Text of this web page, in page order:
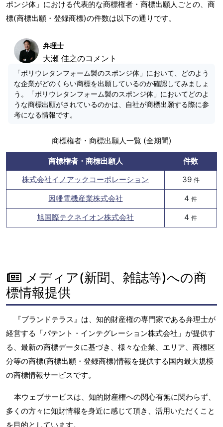
ポンジ体」における代表的な商標権者・商標出願人ごとの、商
標(商標出願・登録商標)の件数は以下の通りです。
弁理士
大瀬 佳之のコメント
「ポリウレタンフォーム製のスポンジ体」において、どのよう
な企業がどのくらい商標を出願しているのか確認してみましょ
う。「ポリウレタンフォーム製のスポンジ体」においてどのよ
うな商標出願がされているのかは、自社が商標出願する際に参
考になる情報です。
商標権者・商標出願人一覧 (全期間)
商標権者・商標出願人
件数
株式会社イノアックコーポレーション
39 件
因幡電機産業株式会社 4 件
旭国際テクネイオン株式会社 4 件
メディア(新聞、雑誌等)への商
標情報提供
『ブランドテラス』は、知的財産権の専門家である弁理士が
経営する「パテント・インテグレーション株式会社」が提供す
る、最新の商標データに基づき、様々な企業、エリア、商標区
分等の商標(商標出願・登録商標)情報を提供する国内最大規模
の商標情報サービスです。
本ウェブサービスは、知的財産権への関心有無に関わらず、
多くの方々に知財情報を身近に感じて頂き、活用いただくこと
を目的としています。